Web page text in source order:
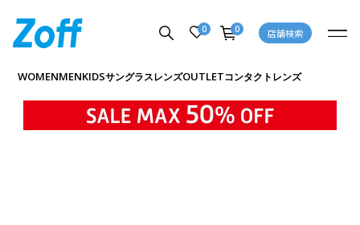
0 0 店舗検索
WOMENMENKIDSサングラスレンズOUTLETコンタクトレンズ
商品詳細ページへ